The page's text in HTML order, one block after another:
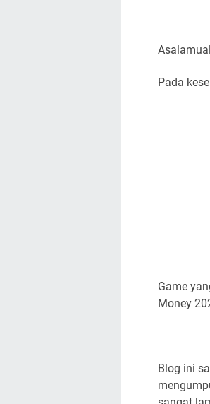
Pada
Game
Money
Blog ini